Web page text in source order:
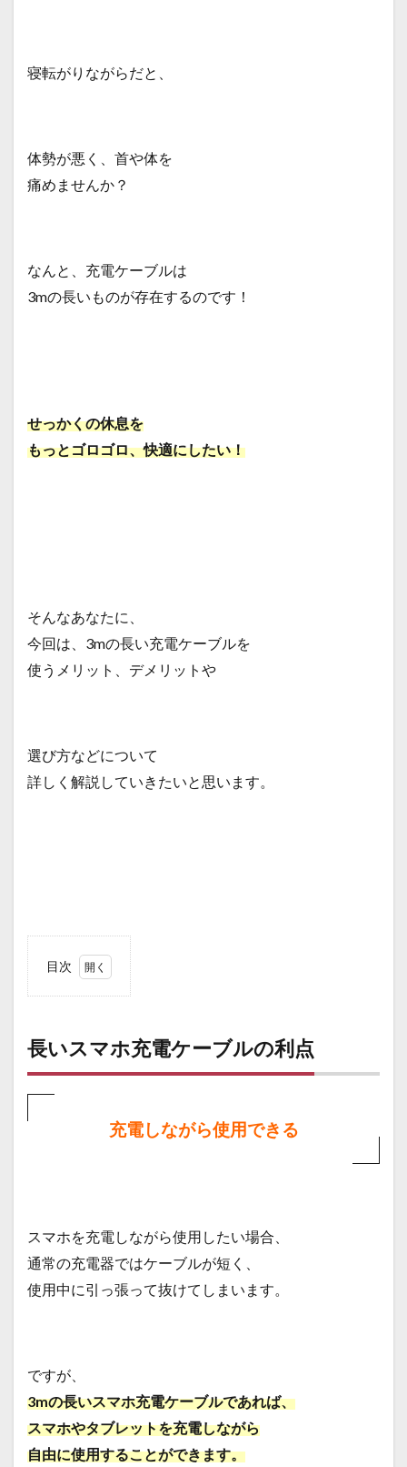
寝転がりながらだと、
体勢が悪く、首や体を
痛めませんか？
なんと、充電ケーブルは
3mの長いものが存在するのです！
せっかくの休息を
もっとゴロゴロ、快適にしたい！
そんなあなたに、
今回は、3mの長い充電ケーブルを
使うメリット、デメリットや
選び方などについて
詳しく解説していきたいと思います。
目次
ホ充
電ケ
ーブ
ルの
長い
び方
3.1
耐久
長いスマホ充電ケーブルの利点
充電しながら使用できる
スマホを充電しながら使用したい場合、
通常の充電器ではケーブルが短く、
使用中に引っ張って抜けてしまいます。
ですが、
3mの長いスマホ充電ケーブルであれば、
スマホやタブレットを充電しながら
自由に使用することができます。